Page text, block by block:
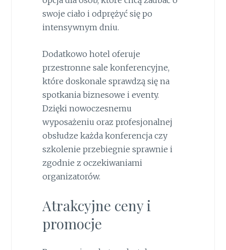
swoje ciało i odprężyć się po
intensywnym dniu.
Dodatkowo hotel oferuje
przestronne sale konferencyjne,
które doskonale sprawdzą się na
spotkania biznesowe i eventy.
Dzięki nowoczesnemu
wyposażeniu oraz profesjonalnej
obsłudze każda konferencja czy
szkolenie przebiegnie sprawnie i
zgodnie z oczekiwaniami
organizatorów.
Atrakcyjne ceny i
promocje